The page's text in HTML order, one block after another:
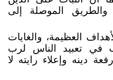
والطريق الموصلة إلى
العظيمة، والغايات
في تعبيد الناس لرب
دينه وإعلاء رايته لا